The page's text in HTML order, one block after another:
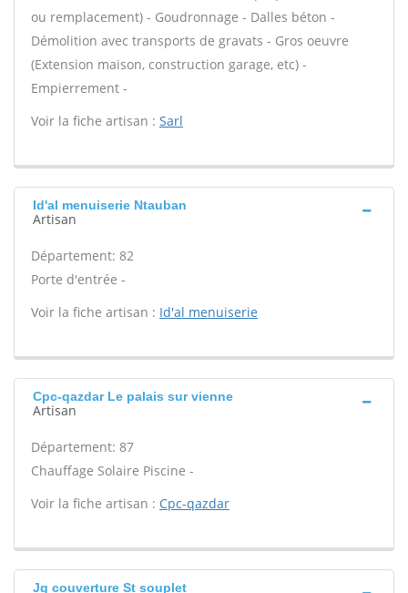
ou remplacement) - Goudronnage - Dalles béton -
Démolition avec transports de gravats - Gros oeuvre
(Extension maison, construction garage, etc) -
Empierrement -
Voir la fiche artisan : Sarl
Id'al menuiserie Ntauban
Artisan
Département: 82
Porte d'entrée -
Voir la fiche artisan : Id'al menuiserie
Cpc-qazdar Le palais sur vienne
Artisan
Département: 87
Chauffage Solaire Piscine -
Voir la fiche artisan : Cpc-qazdar
Jg couverture St souplet